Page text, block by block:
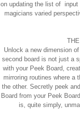
on updating the list of input
magicians varied
Unlock a new dimension
second board is not just a
with your Peek Board,
mirroring routines where a
the other. Secretly peek
Board from your Peek
is, quite simply,